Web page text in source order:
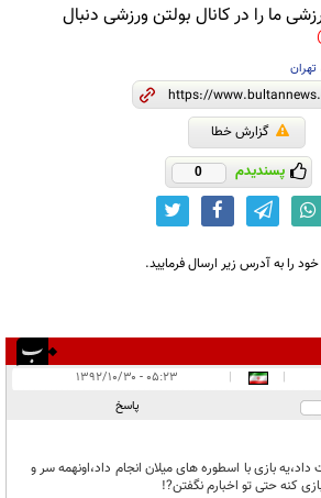
ما را در کانال بولتن ورزشی دنبال
تهران
گزارش خطا
پسندیدم 0
را به آدرس زیر ارسال فرمایید.
|
|
۰۵:۲۳ - ۱۳۹۲/۱۰/۳۰
پاسخ
بازی با اسطوره های میلان انجام داد،اونهمه سر و
کنه حتی تو اخبارم نگفتن‏?!